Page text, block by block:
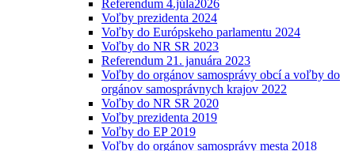
Referendum 4.júla2026
Voľby prezidenta 2024
Voľby do Európskeho parlamentu 2024
Voľby do NR SR 2023
Referendum 21. januára 2023
Voľby do orgánov samosprávy obcí a voľby do
orgánov samosprávnych krajov 2022
Voľby do NR SR 2020
Voľby prezidenta 2019
Voľby do EP 2019
Voľby do orgánov samosprávy mesta 2018